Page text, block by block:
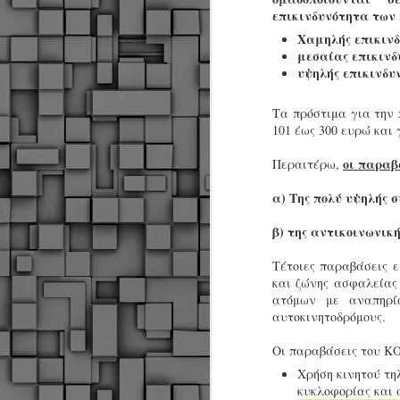
επικινδυνότητα
Χαμηλής
μεσαίας
υψηλής
Τα πρόστιμα για την
101 έως 300 ευρώ και
Περαιτέρω, οι
α) Της πολύ υψηλής
β) της
Τέτοιες παραβάσεις
και ζώνης
ατόμων με
αυτοκινητοδρόμους.
Οι παραβάσεις του
Χρήση κινητού
κυκλοφορίας και
19